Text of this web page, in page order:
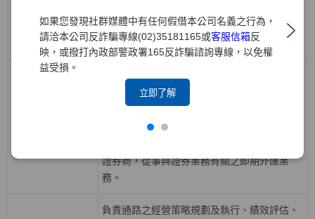
如果您發現社群媒體中有任何假借本公司名義之行為，
請洽本公司反詐騙專線(02)35181165或客服信箱反
映，或撥打內政部警政署165反詐騙諮詢專線，以免權
益受損。
立即了解
人力資源部
利、勞資關係等政策規劃與推動，各項人力資
源業務執行與管理。
負責債券、票券、受益證券及資產基礎證券之
買賣斷、附買回、附賣回交易；規劃債券、受
益性商品之發行，從事利率、債券、信用與資
證券商，從事與證券業務有關之即期外匯業
務。
負責通路之經營策略規劃及執行、績效評估、